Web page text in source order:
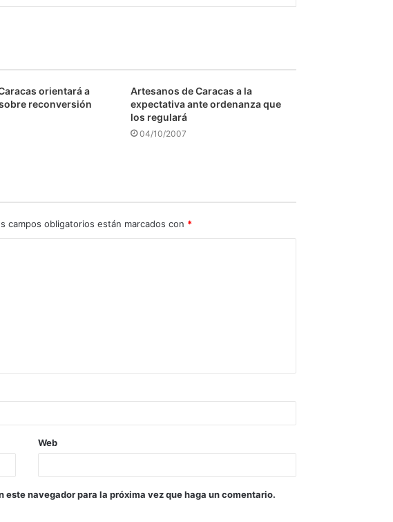
orientará a
reconversión
Artesanos de Caracas a la
expectativa ante ordenanza que
los regulará
04/10/2007
campos obligatorios están marcados con *
Web
navegador para la próxima vez que haga un comentario.